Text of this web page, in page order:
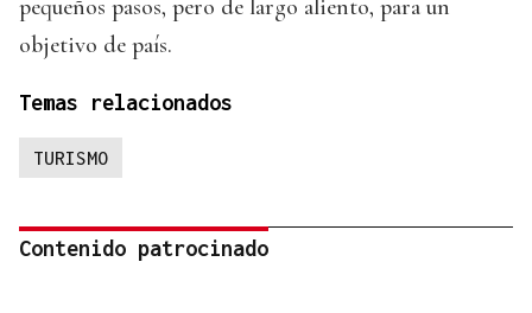
pequeños pasos, pero de largo aliento, para un
objetivo de país.
Temas relacionados
TURISMO
Contenido patrocinado